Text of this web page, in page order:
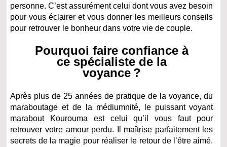
personne. C’est assurément celui dont vous avez besoin
pour vous éclairer et vous donner les meilleurs conseils
pour retrouver le bonheur dans votre vie de couple.
Pourquoi faire confiance à
ce spécialiste de la
voyance ?
Après plus de 25 années de pratique de la voyance, du
maraboutage et de la médiumnité, le puissant voyant
marabout Kourouma est celui qu’il vous faut pour
retrouver votre amour perdu. Il maîtrise parfaitement les
secrets de la magie pour réaliser le retour de l’être aimé.